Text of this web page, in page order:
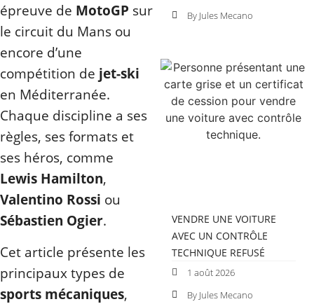
épreuve de MotoGP sur
le circuit du Mans ou
encore d’une
compétition de jet-ski
en Méditerranée.
Chaque discipline a ses
règles, ses formats et
ses héros, comme
Lewis Hamilton,
Valentino Rossi ou
Sébastien Ogier.
Cet article présente les
principaux types de
sports mécaniques,
By Jules Mecano
VENDRE UNE VOITURE
AVEC UN CONTRÔLE
TECHNIQUE REFUSÉ
1 août 2026
By Jules Mecano